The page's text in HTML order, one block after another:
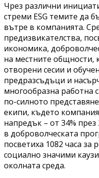
Чрез различни
стреми ESG темите да
вътре в компанията.
предизвикателства,
икономика,
на местните общности,
отворени сесии и
предразсъдъци и
многообразна работна
по-силното
екипи, където
напредък – от 34% през
в доброволческата
посветиха 1082 часа за
социално значими
околната среда.